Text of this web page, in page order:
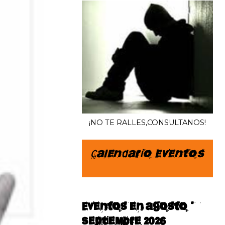
¡NO TE RALLES,CONSULTANOS!
Calendario Eventos
Eventos en agosto–
septiembre 2026